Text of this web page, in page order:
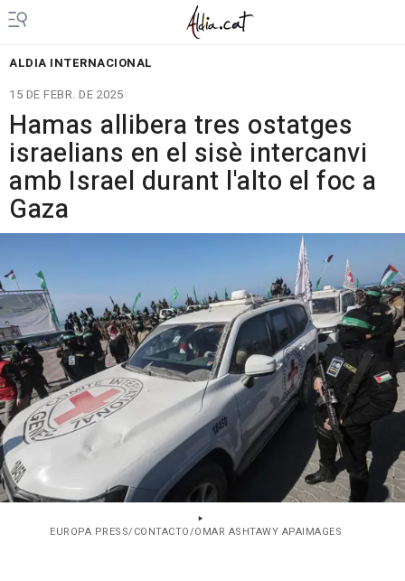
ALDIA INTERNACIONAL
15 DE FEBR. DE 2025
Hamas allibera tres ostatges
israelians en el sisè intercanvi
amb Israel durant l'alto el foc a
Gaza
EUROPA PRESS/CONTACTO/OMAR ASHTAWY APAIMAGES